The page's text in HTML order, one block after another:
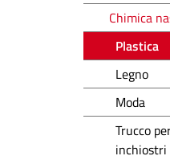
Chimica
Plastica
Legno
Moda
Trucco